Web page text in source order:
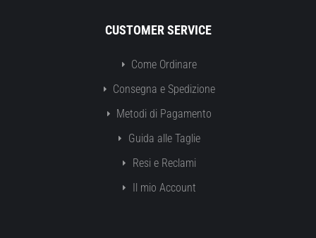
CUSTOMER SERVICE
Come Ordinare
Consegna e Spedizione
Metodi di Pagamento
Guida alle Taglie
Resi e Reclami
Il mio Account